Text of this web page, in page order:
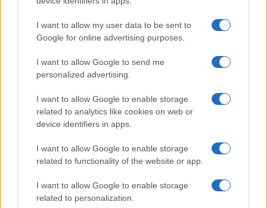
I want to allow my user data to be sent to
Google for online advertising purposes.
I want to allow Google to send me
personalized advertising.
I want to allow Google to enable storage
related to analytics like cookies on web or
device identifiers in apps.
I want to allow Google to enable storage
related to functionality of the website or app.
I want to allow Google to enable storage
related to personalization.
3.4k Visualizzazioni
è ho trovato l’invasor” (29 giugno 2017)
29 Giugno 2017